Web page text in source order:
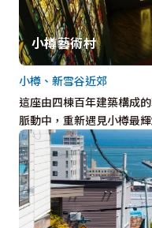
小樽藝術村
這座由四棟百年建築構成
脈動中，重新遇見小樽最
小樽、新雪谷近郊